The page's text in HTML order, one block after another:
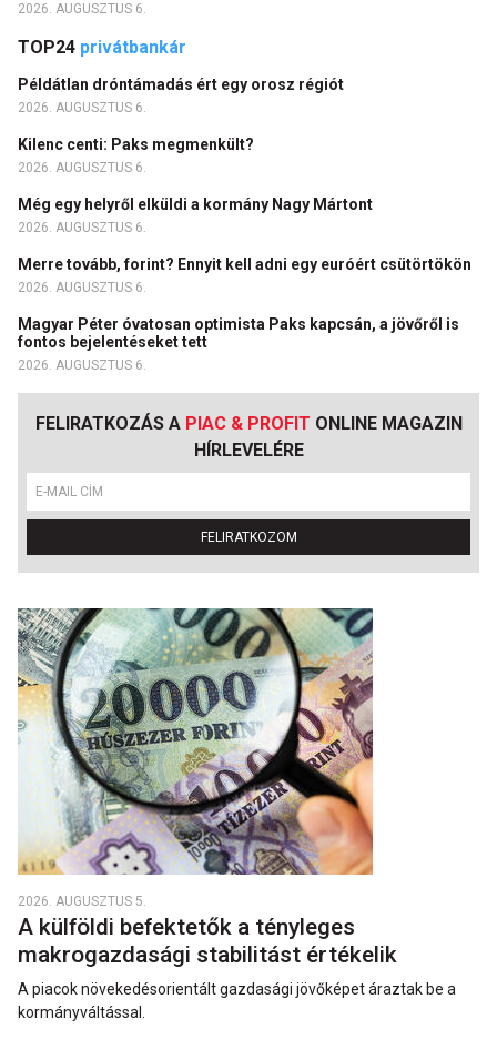
2026. AUGUSZTUS 6.
TOP24 privátbankár
Példátlan dróntámadás ért egy orosz régiót
2026. AUGUSZTUS 6.
Kilenc centi: Paks megmenkült?
2026. AUGUSZTUS 6.
Még egy helyről elküldi a kormány Nagy Mártont
2026. AUGUSZTUS 6.
Merre tovább, forint? Ennyit kell adni egy euróért csütörtökön
2026. AUGUSZTUS 6.
Magyar Péter óvatosan optimista Paks kapcsán, a jövőről is
fontos bejelentéseket tett
2026. AUGUSZTUS 6.
FELIRATKOZÁS A PIAC & PROFIT ONLINE MAGAZIN
HÍRLEVELÉRE
FELIRATKOZOM
2026. AUGUSZTUS 5.
A külföldi befektetők a tényleges
makrogazdasági stabilitást értékelik
A piacok növekedésorientált gazdasági jövőképet áraztak be a
kormányváltással.